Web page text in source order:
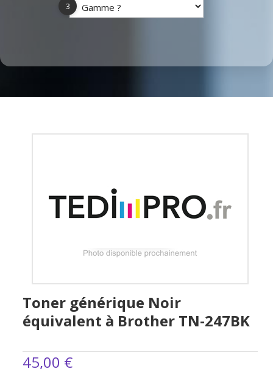
3
Toner générique Noir
équivalent à Brother TN-247BK
45,00 €